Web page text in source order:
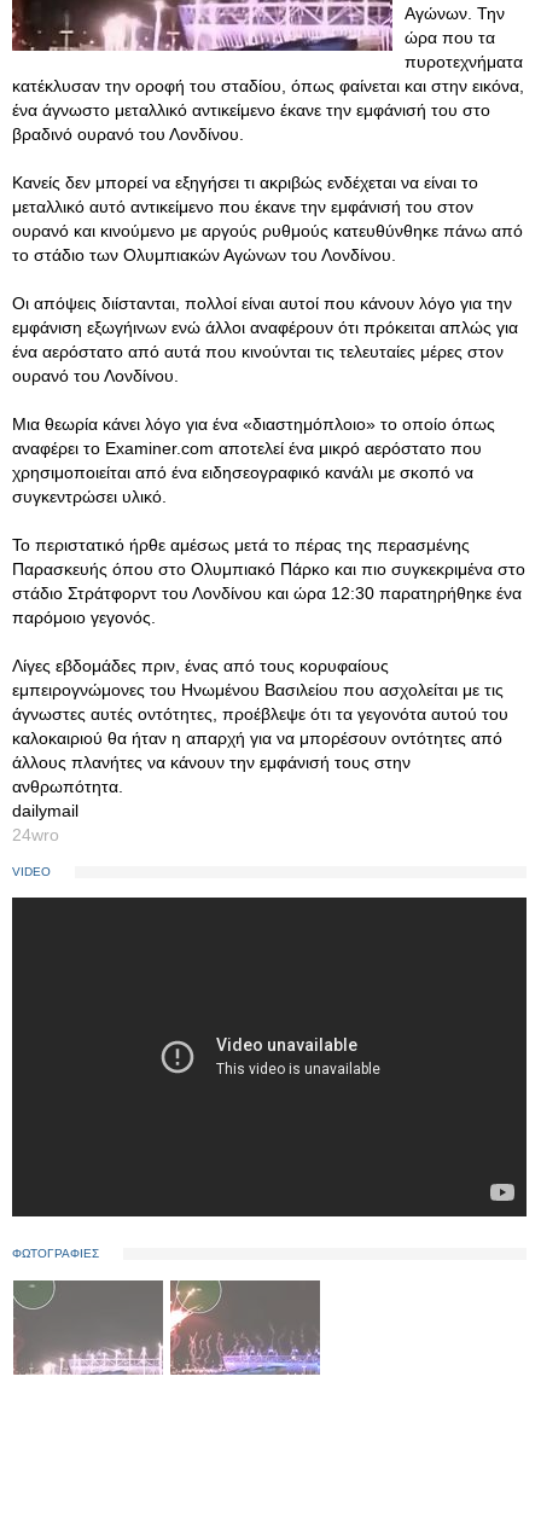
Αγώνων. Την
ώρα που τα
πυροτεχνήματα
κατέκλυσαν την οροφή του σταδίου, όπως φαίνεται και στην εικόνα,
ένα άγνωστο μεταλλικό αντικείμενο έκανε την εμφάνισή του στο
βραδινό ουρανό του Λονδίνου.
Κανείς δεν μπορεί να εξηγήσει τι ακριβώς ενδέχεται να είναι το
μεταλλικό αυτό αντικείμενο που έκανε την εμφάνισή του στον
ουρανό και κινούμενο με αργούς ρυθμούς κατευθύνθηκε πάνω από
το στάδιο των Ολυμπιακών Αγώνων του Λονδίνου.
Οι απόψεις διίστανται, πολλοί είναι αυτοί που κάνουν λόγο για την
εμφάνιση εξωγήινων ενώ άλλοι αναφέρουν ότι πρόκειται απλώς για
ένα αερόστατο από αυτά που κινούνται τις τελευταίες μέρες στον
ουρανό του Λονδίνου.
Μια θεωρία κάνει λόγο για ένα «διαστημόπλοιο» το οποίο όπως
αναφέρει το Examiner.com αποτελεί ένα μικρό αερόστατο που
χρησιμοποιείται από ένα ειδησεογραφικό κανάλι με σκοπό να
συγκεντρώσει υλικό.
Το περιστατικό ήρθε αμέσως μετά το πέρας της περασμένης
Παρασκευής όπου στο Ολυμπιακό Πάρκο και πιο συγκεκριμένα στο
στάδιο Στράτφορντ του Λονδίνου και ώρα 12:30 παρατηρήθηκε ένα
παρόμοιο γεγονός.
Λίγες εβδομάδες πριν, ένας από τους κορυφαίους
εμπειρογνώμονες του Ηνωμένου Βασιλείου που ασχολείται με τις
άγνωστες αυτές οντότητες, προέβλεψε ότι τα γεγονότα αυτού του
καλοκαιριού θα ήταν η απαρχή για να μπορέσουν οντότητες από
άλλους πλανήτες να κάνουν την εμφάνισή τους στην
ανθρωπότητα.
dailymail
24wro
VIDEO
ΦΩΤΟΓΡΑΦΙΕΣ